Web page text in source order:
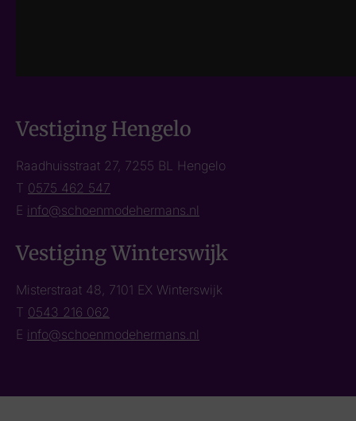
Vestiging Hengelo
Raadhuisstraat 27, 7255 BL Hengelo
T 0575 462 547
E info@schoenmodehermans.nl
Vestiging Winterswijk
Misterstraat 48, 7101 EX Winterswijk
T 0543 216 062
E info@schoenmodehermans.nl